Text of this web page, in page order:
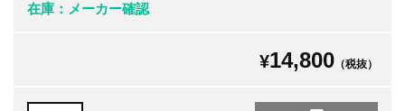
在庫：メーカー確認
¥14,800 （税抜）